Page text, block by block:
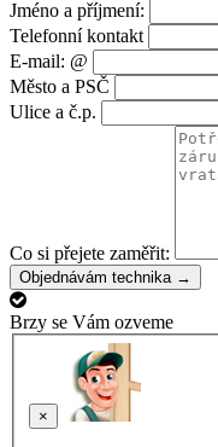
Jméno a příjmení:
Telefonní kontakt
E-mail: @
Město a PSČ
Ulice a č.p.
Co si přejete zaměřit:
Objednávám technika →
Brzy se Vám ozveme
×